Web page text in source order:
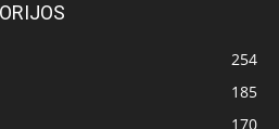
254
185
170